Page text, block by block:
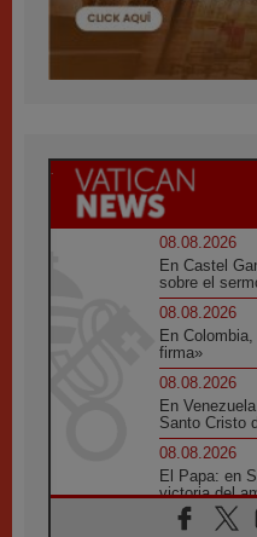
08.08.2026
En Castel
sobre el
08.08.2026
En
firma»
08.08.2026
En
Santo Cristo
08.08.2026
El Papa: en
victoria del
08.08.2026